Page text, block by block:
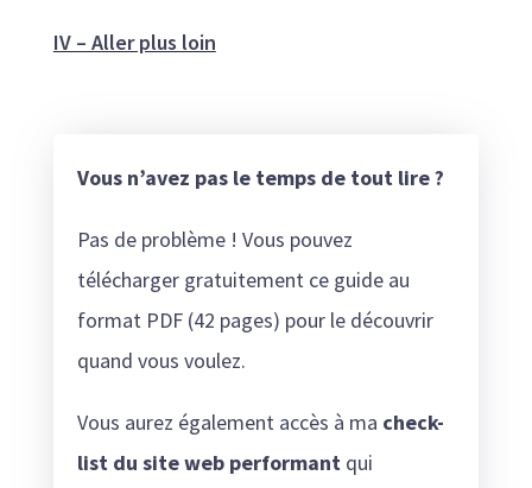
IV – Aller plus loin
Vous n’avez pas le temps de tout lire ?
Pas de problème ! Vous pouvez
télécharger gratuitement ce guide au
format PDF (42 pages) pour le découvrir
quand vous voulez.
Vous aurez également accès à ma check-
list du site web performantqui